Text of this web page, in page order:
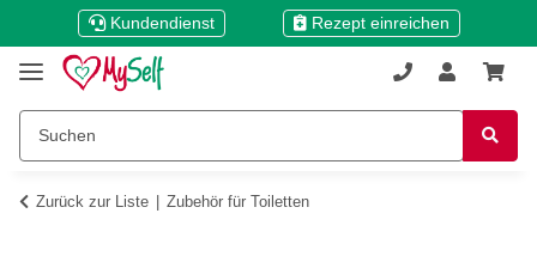
Kundendienst Rezept einreichen
Zurück zur Liste Zubehör für Toiletten